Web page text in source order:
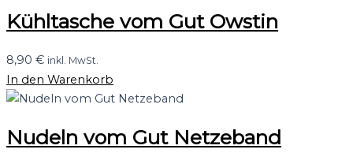
Kühltasche vom Gut Owstin
8,90 € inkl. MwSt.
In den Warenkorb
Nudeln vom Gut Netzeband